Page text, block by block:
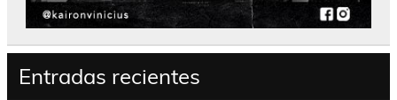
Entradas recientes